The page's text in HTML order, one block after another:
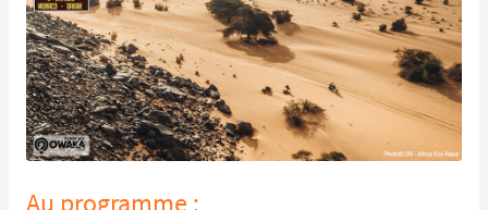
Au programme :